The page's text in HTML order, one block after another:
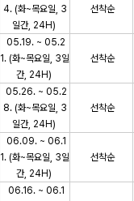
4. (화~목요일, 3
일간, 24H)
선착순
05.19. ~ 05.2
1. (화~목요일, 3일
간, 24H)
선착순
05.26. ~ 05.2
8. (화~목요일, 3
일간, 24H)
선착순
06.09. ~ 06.1
1. (화~목요일, 3일
간, 24H)
선착순
06.16. ~ 06.1